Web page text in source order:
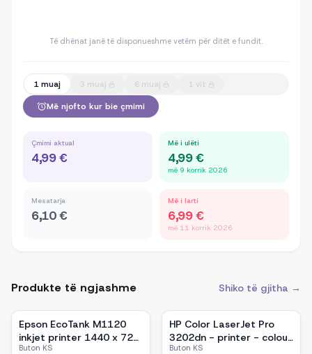
Të dhënat janë të disponueshme vetëm për ditët e fundit.
1 muaj 3 muaj 6 muaj 1 vit
Më njofto kur bie çmimi
Çmimi aktual
4,99 €
Më i ulëti
4,99 €
më 9 korrik 2026
Mesatarja
6,10 €
Më i larti
6,99 €
më 11 korrik 2026
Produkte të ngjashme Shiko të gjitha →
Epson EcoTank M1120
inkjet printer 1440 x 720
DPI A4 Wi-Fi
Buton KS
HP Color LaserJet Pro
3202dn - printer - colour
- laser
Buton KS